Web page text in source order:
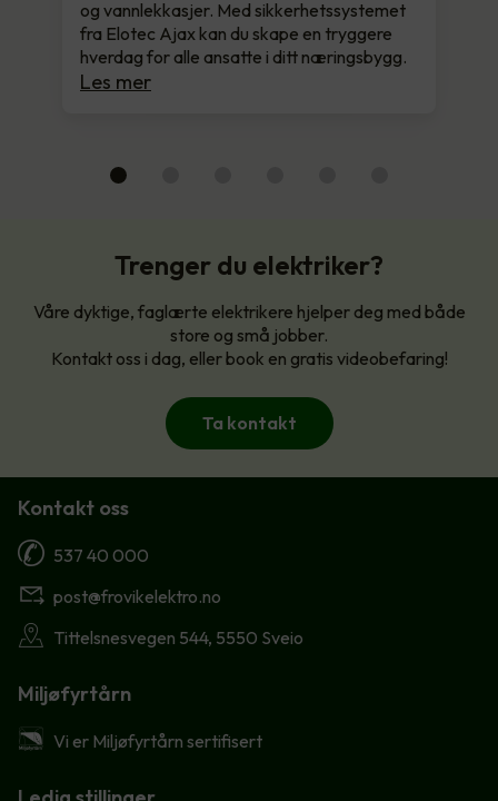
og vannlekkasjer. Med sikkerhetssystemet
fra Elotec Ajax kan du skape en tryggere
hverdag for alle ansatte i ditt næringsbygg.
Les mer
Trenger du elektriker?
Våre dyktige, faglærte elektrikere hjelper deg med både
store og små jobber.
Kontakt oss i dag, eller book en gratis videobefaring!
Ta kontakt
Kontakt oss
537 40 000
post@frovikelektro.no
Tittelsnesvegen 544, 5550 Sveio
Miljøfyrtårn
Vi er Miljøfyrtårn sertifisert